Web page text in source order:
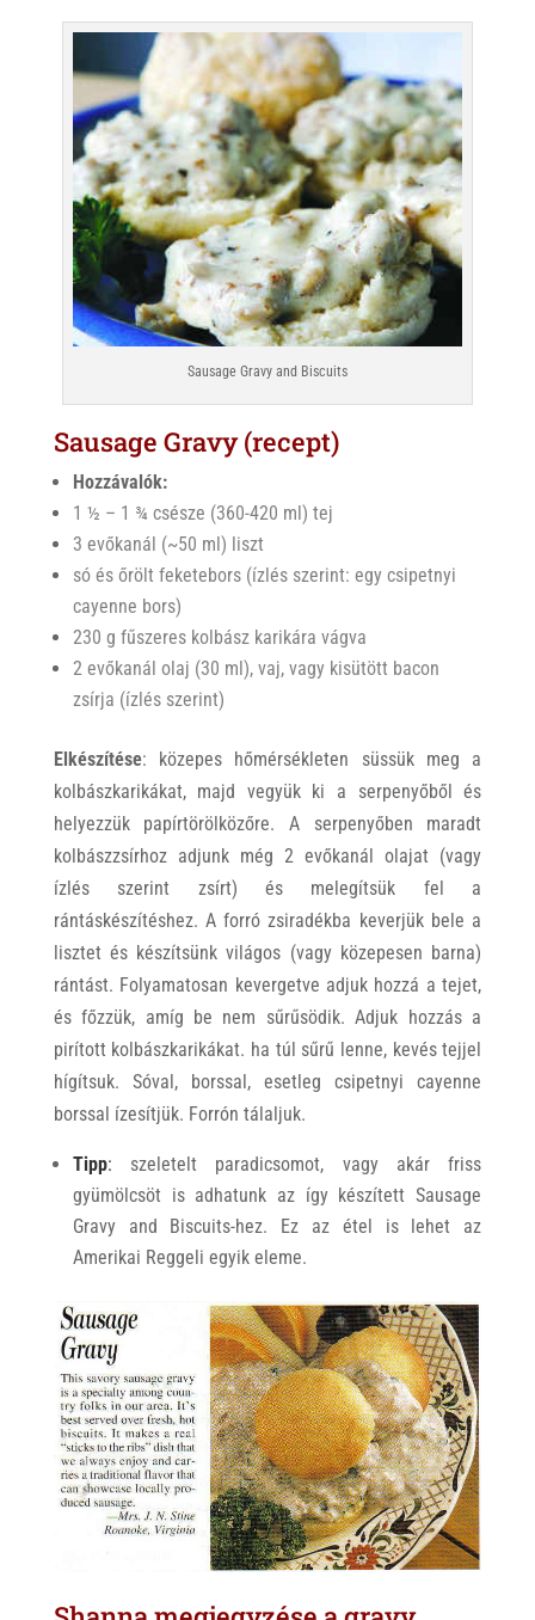
Sausage Gravy and Biscuits
Sausage Gravy (recept)
Hozzávalók:
1 ½ – 1 ¾ csésze (360-420 ml) tej
3 evőkanál (~50 ml) liszt
só és őrölt feketebors (ízlés szerint: egy csipetnyi
cayenne bors)
230 g fűszeres kolbász karikára vágva
2 evőkanál olaj (30 ml), vaj, vagy kisütött bacon
zsírja (ízlés szerint)
Elkészítése: közepes hőmérsékleten süssük meg a
kolbászkarikákat, majd vegyük ki a serpenyőből és
helyezzük papírtörölközőre. A serpenyőben maradt
kolbászzsírhoz adjunk még 2 evőkanál olajat (vagy
ízlés szerint zsírt) és melegítsük fel a
rántáskészítéshez. A forró zsiradékba keverjük bele a
lisztet és készítsünk világos (vagy közepesen barna)
rántást. Folyamatosan kevergetve adjuk hozzá a tejet,
és főzzük, amíg be nem sűrűsödik. Adjuk hozzás a
pirított kolbászkarikákat. ha túl sűrű lenne, kevés tejjel
hígítsuk. Sóval, borssal, esetleg csipetnyi cayenne
borssal ízesítjük. Forrón tálaljuk.
Tipp: szeletelt paradicsomot, vagy akár friss
gyümölcsöt is adhatunk az így készített Sausage
Gravy and Biscuits-hez. Ez az étel is lehet az
Amerikai Reggeli egyik eleme.